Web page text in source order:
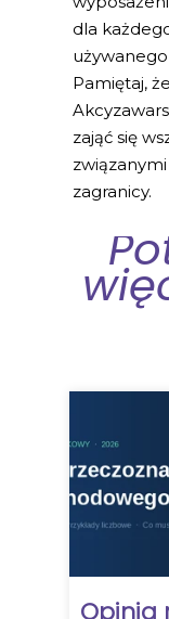
dla
Pamiętaj,
zająć się
zagranicy.
Opinia